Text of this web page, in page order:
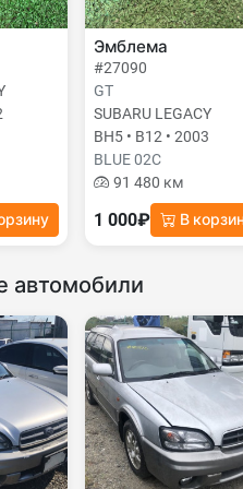
Эмблема
#27090
GT
SUBARU LEGACY
BH5 • B12 • 2003
BLUE 02C
91 480 км
1 000₽ В
автомобили